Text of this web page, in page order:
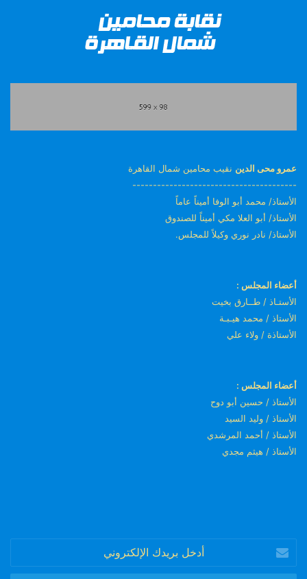
عمرو محى الدين نقيب محامين شمال القاهرة
----------------------------------------
الأستاذ/ محمد أبو الوفا أميناً عاماً
الأستاذ/ أبو العلا مكي أميناً للصندوق
الأستاذ/ نادر نوري وكيلاً للمجلس.
أعضاء المجلس :
الأستـاذ / طــارق بخيت
الأستاذ / محمد هيـبـة
الأستاذة / ولاء علي
أعضاء المجلس :
الأستاذ / حسين أبو دوح
الأستاذ / وليد السيد
الأستاذ / أحمد المرشدي
الأستاذ / هيثم مجدي
بريدك
الإلكتروني